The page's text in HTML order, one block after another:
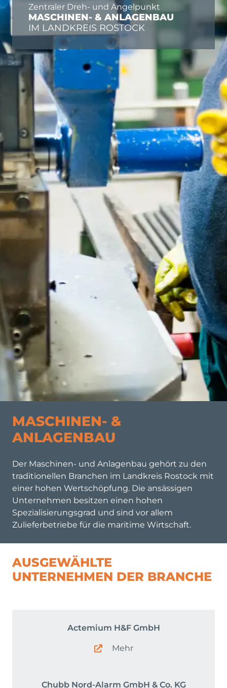
Zentraler Dreh- und Angelpunkt
MASCHINEN- & ANLAGENBAU
IM LANDKREIS ROSTOCK
MASCHINEN- &
ANLAGENBAU
Der Maschinen- und Anlagenbau gehört zu den
traditionellen Branchen im Landkreis Rostock mit
einer hohen Wertschöpfung. Die ansässigen
Unternehmen besitzen einen hohen
Spezialisierungsgrad und sind vor allem
Zulieferbetriebe für die maritime Wirtschaft.
AUSGEWÄHLTE
UNTERNEHMEN DER BRANCHE
Actemium H&F GmbH
Mehr
Chubb Nord-Alarm GmbH & Co. KG